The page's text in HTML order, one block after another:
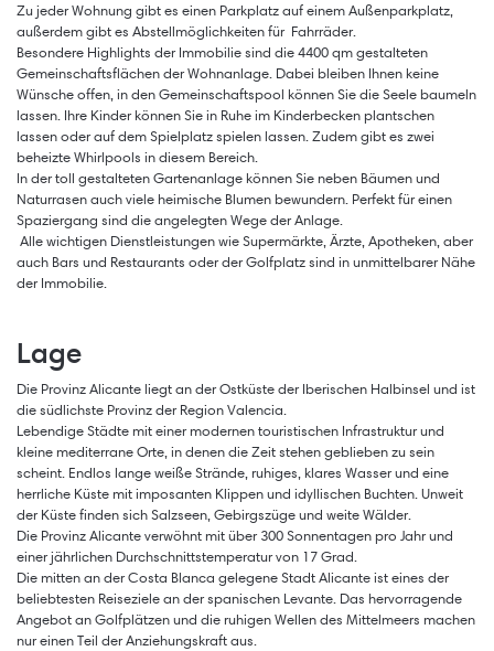
Zu jeder Wohnung gibt es einen Parkplatz auf einem Außenparkplatz,
außerdem gibt es Abstellmöglichkeiten für Fahrräder.
Besondere Highlights der Immobilie sind die 4400 qm gestalteten
Gemeinschaftsflächen der Wohnanlage. Dabei bleiben Ihnen keine
Wünsche offen, in den Gemeinschaftspool können Sie die Seele baumeln
lassen. Ihre Kinder können Sie in Ruhe im Kinderbecken plantschen
lassen oder auf dem Spielplatz spielen lassen. Zudem gibt es zwei
beheizte Whirlpools in diesem Bereich.
In der toll gestalteten Gartenanlage können Sie neben Bäumen und
Naturrasen auch viele heimische Blumen bewundern. Perfekt für einen
Spaziergang sind die angelegten Wege der Anlage.
Alle wichtigen Dienstleistungen wie Supermärkte, Ärzte, Apotheken, aber
auch Bars und Restaurants oder der Golfplatz sind in unmittelbarer Nähe
der Immobilie.
Lage
Die Provinz Alicante liegt an der Ostküste der Iberischen Halbinsel und ist
die südlichste Provinz der Region Valencia.
Lebendige Städte mit einer modernen touristischen Infrastruktur und
kleine mediterrane Orte, in denen die Zeit stehen geblieben zu sein
scheint. Endlos lange weiße Strände, ruhiges, klares Wasser und eine
herrliche Küste mit imposanten Klippen und idyllischen Buchten. Unweit
der Küste finden sich Salzseen, Gebirgszüge und weite Wälder.
Die Provinz Alicante verwöhnt mit über 300 Sonnentagen pro Jahr und
einer jährlichen Durchschnittstemperatur von 17 Grad.
Die mitten an der Costa Blanca gelegene Stadt Alicante ist eines der
beliebtesten Reiseziele an der spanischen Levante. Das hervorragende
Angebot an Golfplätzen und die ruhigen Wellen des Mittelmeers machen
nur einen Teil der Anziehungskraft aus.